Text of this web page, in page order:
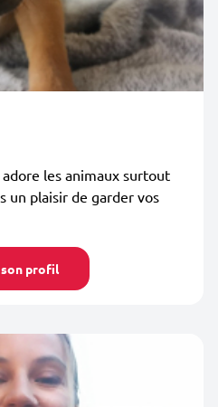
les animaux surtout
un plaisir de garder vos
profil